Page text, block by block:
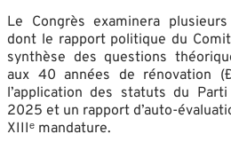
Le Congrès examinera
dont le rapport politique du
synthèse des questions
aux 40 années de rénovation
l’application des statuts du
2025 et un rapport d’auto-
XIIIᵉ mandature.